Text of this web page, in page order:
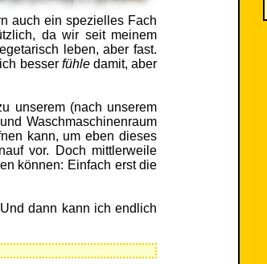
auch ein spezielles Fach
da wir seit meinem
leben, aber fast.
besser fühledamit, aber
unserem (nach unserem
Waschmaschinenraum
kann, um eben dieses
vor. Doch mittlerweile
können: Einfach erst die
dann kann ich endlich